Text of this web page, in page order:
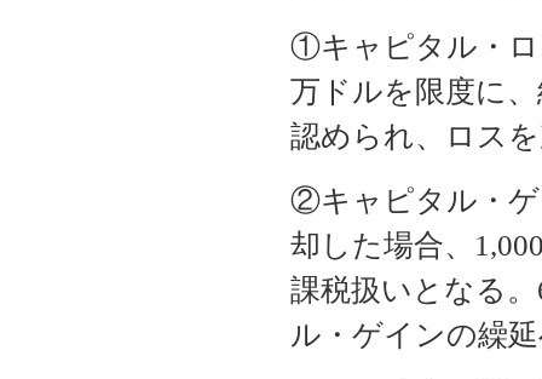
①キャピタル・ロ
万ドルを限度に
認められ、ロス
②キャピタル・ゲ
却した場合、
課税扱いとなる
ル・ゲインの繰